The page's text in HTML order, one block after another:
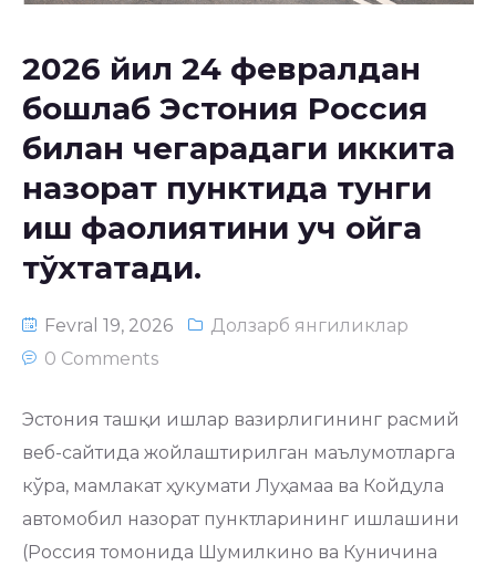
2026 йил 24 февралдан
бошлаб Эстония Россия
билан чегарадаги иккита
назорат пунктида тунги
иш фаолиятини уч ойга
тўхтатади.
Fevral 19, 2026
Долзарб янгиликлар
0 Comments
Эстония ташқи ишлар вазирлигининг расмий
веб-сайтида жойлаштирилган маълумотларга
кўра, мамлакат ҳукумати Луҳамаа ва Койдула
автомобил назорат пунктларининг ишлашини
(Россия томонида Шумилкино ва Куничина